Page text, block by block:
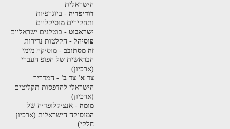
הישראלית
דודיפדיה- ביוגרפיות
ותחקירים מוסיקליים
ישראבוט- בוטלגים ישראליים
פוסיהל- הקלטות נדירות
זה מסתובב- מוסיקה מימי
הבראשית של הפופ העברי
(ארכיון)
צד א' צד ב' - המדריך
הישראלי להדפסות תקליטים
(ארכיון)
מומה- אנציקלופדיה של
המוסיקה הישראלית (ארכיון
חלקי)